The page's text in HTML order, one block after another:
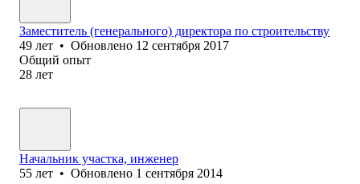
Заместитель (генерального) директора по строительству
49 лет • Обновлено 12 сентября 2017
Общий опыт
28 лет
Начальник участка, инженер
55 лет • Обновлено 1 сентября 2014